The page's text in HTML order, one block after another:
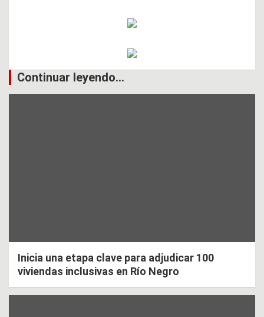
Continuar leyendo...
Inicia una etapa clave para adjudicar 100
viviendas inclusivas en Río Negro